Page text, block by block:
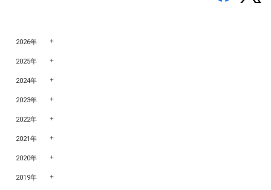
2026年
2025年
2024年
2023年
2022年
2021年
2020年
2019年